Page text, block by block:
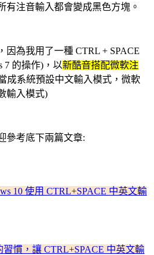
有注音輸入都會變成黑色方塊。
因為我用了一種 CTRL + SPACE
7 的操作)，以新酷音搭配微軟注
成系統預設中文輸入模式，微軟
輸入模式)
參考底下兩篇文章:
10 使用 CTRL+SPACE 中英文輸
慣，讓 CTRL+SPACE 中英文輸